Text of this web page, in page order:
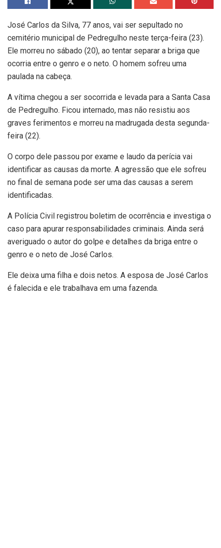
José Carlos da Silva, 77 anos, vai ser sepultado no
cemitério municipal de Pedregulho neste terça-feira (23).
Ele morreu no sábado (20), ao tentar separar a briga que
ocorria entre o genro e o neto. O homem sofreu uma
paulada na cabeça.
A vítima chegou a ser socorrida e levada para a Santa Casa
de Pedregulho. Ficou internado, mas não resistiu aos
graves ferimentos e morreu na madrugada desta segunda-
feira (22).
O corpo dele passou por exame e laudo da perícia vai
identificar as causas da morte. A agressão que ele sofreu
no final de semana pode ser uma das causas a serem
identificadas.
A Polícia Civil registrou boletim de ocorrência e investiga o
caso para apurar responsabilidades criminais. Ainda será
averiguado o autor do golpe e detalhes da briga entre o
genro e o neto de José Carlos.
Ele deixa uma filha e dois netos. A esposa de José Carlos
é falecida e ele trabalhava em uma fazenda.